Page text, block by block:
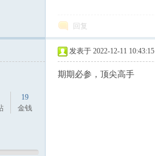
回复
19
金钱
发表于 2022-12-11 10:43:15
期期必参，顶尖高手